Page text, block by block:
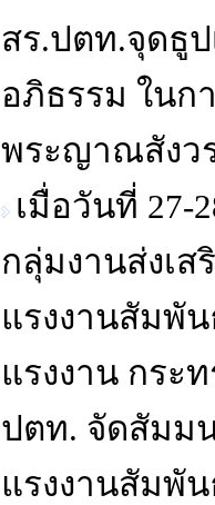
สร.ปตท.จุดธู
อภิธรรม ในก
พระญาณสังว
เมื่อวันที่ 27-
กลุ่มงานส่งเ
แรงงานสัมพั
แรงงาน กระ
ปตท. จัดสัมม
แรงงานสัมพั